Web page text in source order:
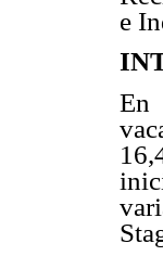
e
En